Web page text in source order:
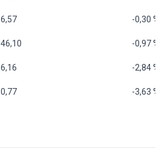
6,57 -0,30 %
46,10 -0,97 %
6,16 -2,84 %
0,77 -3,63 %